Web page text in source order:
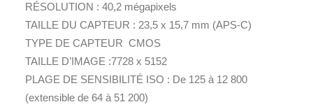
RÉSOLUTION : 40,2 mégapixels
TAILLE DU CAPTEUR : 23,5 x 15,7 mm (APS-C)
TYPE DE CAPTEUR CMOS
TAILLE D’IMAGE :7728 x 5152
PLAGE DE SENSIBILITÉ ISO : De 125 à 12 800
(extensible de 64 à 51 200)